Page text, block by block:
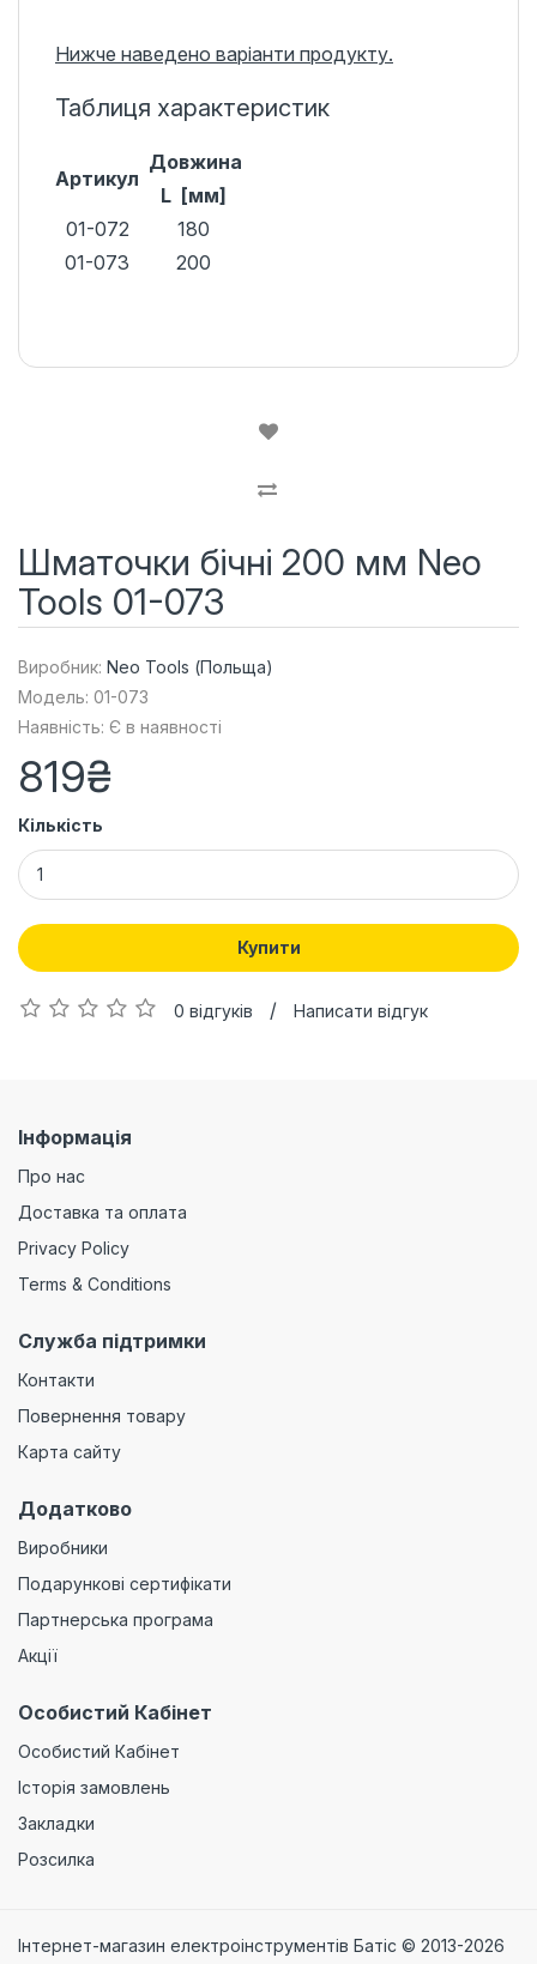
Нижче наведено варіанти продукту.
Таблиця характеристик
Артикул
Довжина
L [мм]
01-072
180
01-073
200
Шматочки бічні 200 мм Neo
Tools 01-073
Виробник: Neo Tools (Польща)
Модель: 01-073
Наявність: Є в наявності
819₴
Кількість
Купити
0 відгуків / Написати відгук
Інформація
Про нас
Доставка та оплата
Privacy Policy
Terms & Conditions
Служба підтримки
Контакти
Повернення товару
Карта сайту
Додатково
Виробники
Подарункові сертифікати
Партнерська програма
Акції
Особистий Кабінет
Особистий Кабінет
Історія замовлень
Закладки
Розсилка
Інтернет-магазин електроінструментів Батіс © 2013-2026